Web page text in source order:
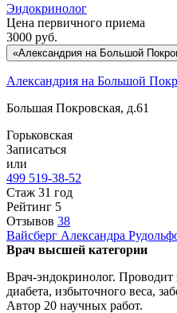
Эндокринолог
Цена первичного приема
3000 руб.
«Александрия на Большой
Александрия на Большой
Большая Покровская, д.61
Горьковская
Записаться
или
499 519-38-52
Стаж 31 год
Рейтинг 5
Отзывов 38
Вайсберг Александра
Врач высшей категории
Врач-эндокринолог.
диабета, избыточного веса,
Автор 20 научных работ.